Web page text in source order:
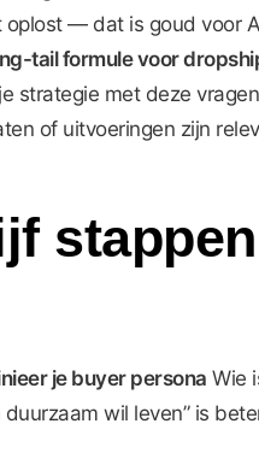
oplost — dat is goud voor
tail formule voor
strategie met deze
of uitvoeringen zijn
je buyer persona Wie
wil leven” is